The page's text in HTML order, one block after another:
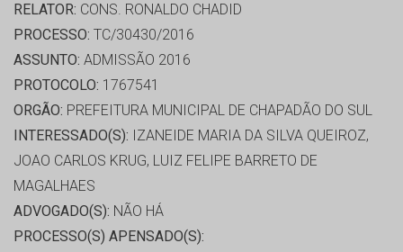
RELATOR: CONS. RONALDO CHADID
PROCESSO: TC/30430/2016
ASSUNTO: ADMISSÃO 2016
PROTOCOLO: 1767541
ORGÃO: PREFEITURA MUNICIPAL DE CHAPADÃO DO SUL
INTERESSADO(S): IZANEIDE MARIA DA SILVA QUEIROZ,
JOAO CARLOS KRUG, LUIZ FELIPE BARRETO DE
MAGALHAES
ADVOGADO(S): NÃO HÁ
PROCESSO(S) APENSADO(S):